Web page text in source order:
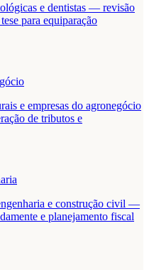
e dentistas — revisão
para equiparação
e empresas do agronegócio
de tributos e
e construção civil —
e planejamento fiscal